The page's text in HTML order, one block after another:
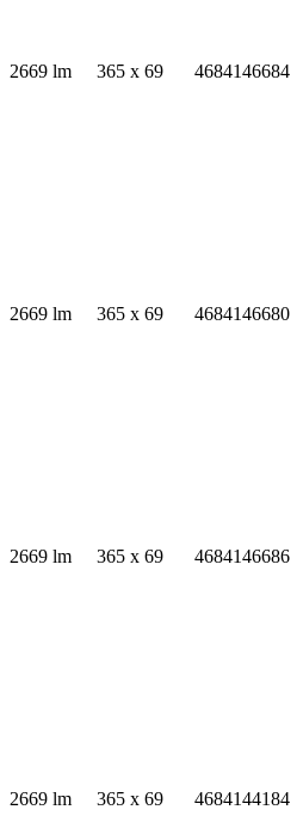
2669 lm 365 x 69 4684146684
2669 lm 365 x 69 4684146680
2669 lm 365 x 69 4684146686
2669 lm 365 x 69 4684144184